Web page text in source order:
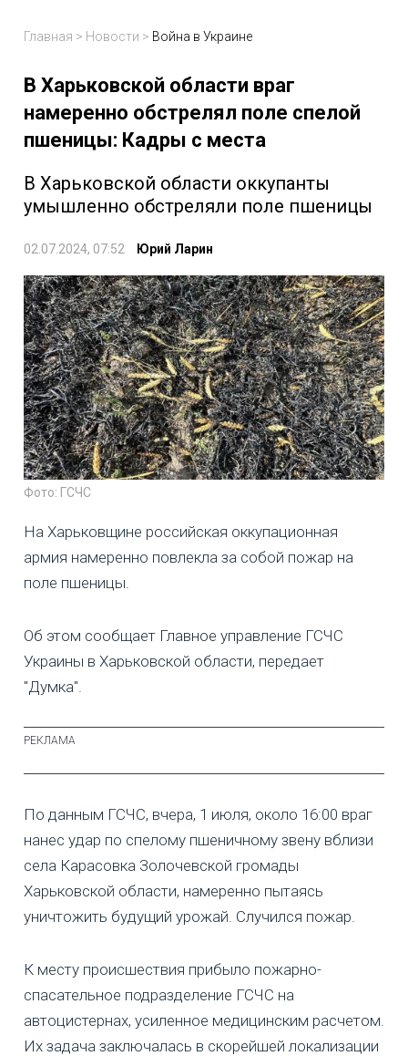
Главная > Новости > Война в Украине
В Харьковской области враг
намеренно обстрелял поле спелой
пшеницы: Кадры с места
В Харьковской области оккупанты
умышленно обстреляли поле пшеницы
02.07.2024, 07:52 Юрий Ларин
Фото: ГСЧС
На Харьковщине российская оккупационная
армия намеренно повлекла за собой пожар на
поле пшеницы.
Об этом сообщает Главное управление ГСЧС
Украины в Харьковской области, передает
"Думка".
По данным ГСЧС, вчера, 1 июля, около 16:00 враг
нанес удар по спелому пшеничному звену вблизи
села Карасовка Золочевской громады
Харьковской области, намеренно пытаясь
уничтожить будущий урожай. Случился пожар.
К месту происшествия прибыло пожарно-
спасательное подразделение ГСЧС на
автоцистернах, усиленное медицинским расчетом.
Их задача заключалась в скорейшей локализации